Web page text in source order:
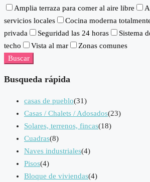
Amplia terraza para comer al aire libre
servicios locales
Cocina moderna
privada
Seguridad las 24 horas Sistema
techo
Vista al mar
Zonas comunes
Buscar
Busqueda rápida
casas de pueblo(31)
Casas / Chalets / Adosados(23)
Solares, terrenos, fincas(18)
Cuadras(8)
Naves industriales(4)
Pisos(4)
Bloque de viviendas(4)